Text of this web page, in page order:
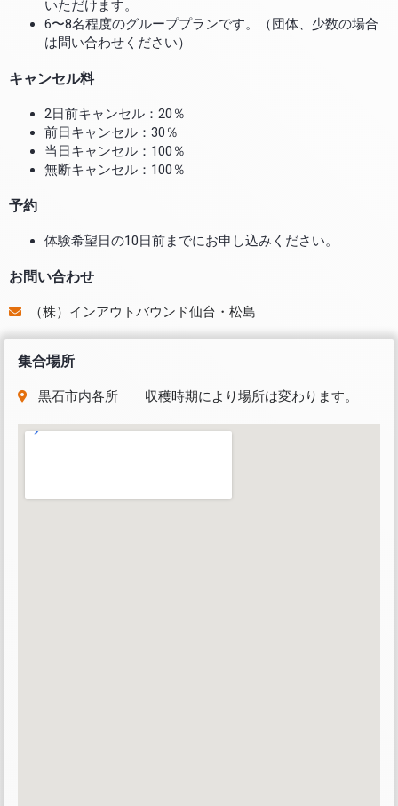
いただけます。
6〜8名程度のグループプランです。（団体、少数の場合
は問い合わせください）
キャンセル料
2日前キャンセル：20％
前日キャンセル：30％
当日キャンセル：100％
無断キャンセル：100％
予約
体験希望日の10日前までにお申し込みください。
お問い合わせ
（株）インアウトバウンド仙台・松島
集合場所
黒石市内各所 収穫時期により場所は変わります。